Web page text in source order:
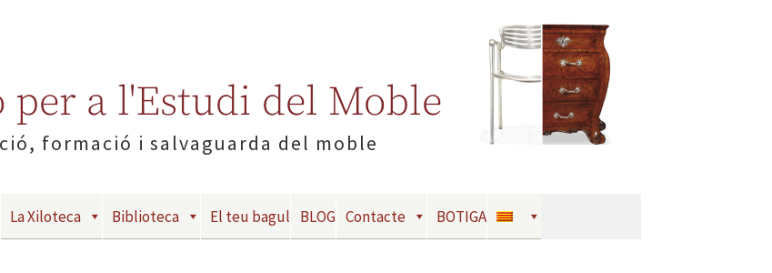
per a l'Estudi del Moble
formació i salvaguarda del moble
La Xiloteca Biblioteca El teu bagul BLOG Contacte BOTIGA